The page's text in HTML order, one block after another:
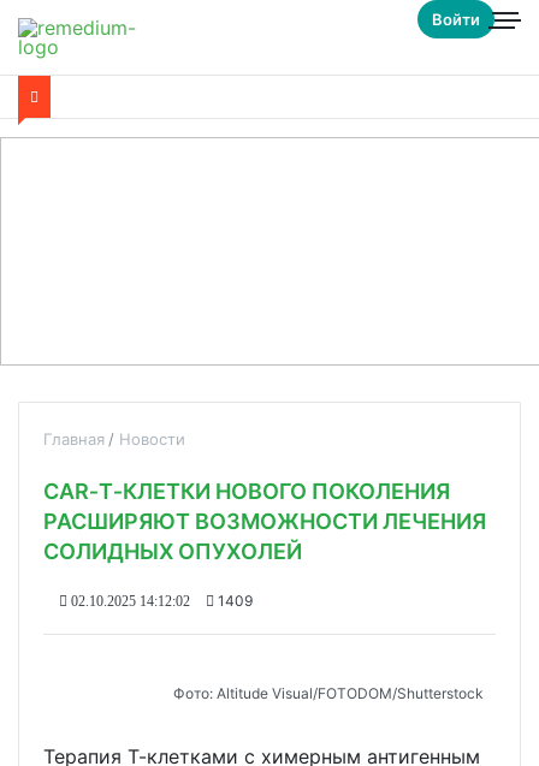
Войти
Главная Новости
CAR‑Т‑КЛЕТКИ НОВОГО ПОКОЛЕНИЯ
РАСШИРЯЮТ ВОЗМОЖНОСТИ ЛЕЧЕНИЯ
СОЛИДНЫХ ОПУХОЛЕЙ
02.10.2025 14:12:02 1409
Фото: Altitude Visual/FOTODOM/Shutterstock
Терапия Т-клетками с химерным антигенным